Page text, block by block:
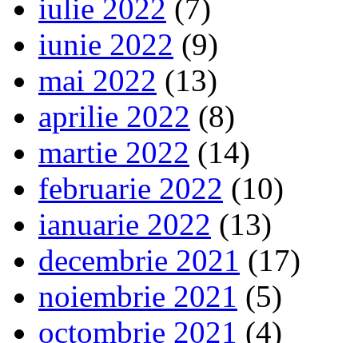
iulie 2022 (7)
iunie 2022 (9)
mai 2022 (13)
aprilie 2022 (8)
martie 2022 (14)
februarie 2022 (10)
ianuarie 2022 (13)
decembrie 2021 (17)
noiembrie 2021 (5)
octombrie 2021 (4)